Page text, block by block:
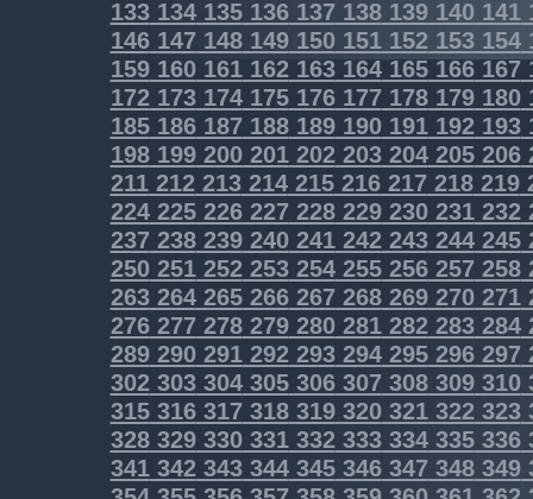
133134135136137138139140 141
146147148149150151152153154
159160161162163164165166167
172173174175176177178179180
185186187188189190191192193
198199200201202203204205206
211212213214215216217218219
224225226227228229230231232
237238239240241242243244245
250251252253254255256257258
263264265266267268269270271
276277278279280281282283284
289290291292293294295296297
302303304305306307308309310
315316317318319320321322323
328329330331332333334335336
341342343344345346347348349